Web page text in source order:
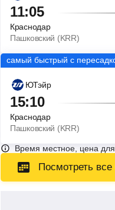
11:05
Краснодар
Пашковский (KRR)
ЮТэйр
15:10
Краснодар
Пашковский (KRR)
Время местное, цена
Посмотреть